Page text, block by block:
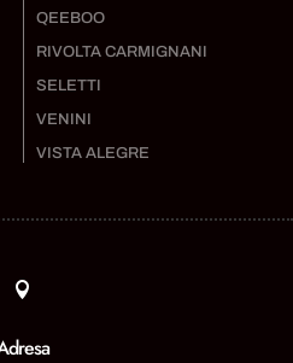
QEEBOO
RIVOLTA CARMIGNANI
SELETTI
VENINI
VISTA ALEGRE
